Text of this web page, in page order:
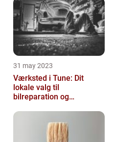
31 may 2023
Værksted i Tune: Dit
lokale valg til
bilreparation og